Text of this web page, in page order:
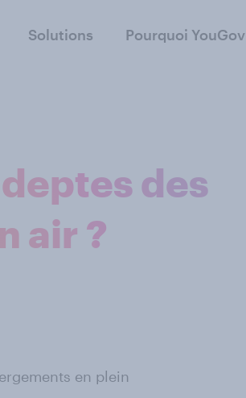
Solutions Pourquoi YouGov
des
air ?
en plein